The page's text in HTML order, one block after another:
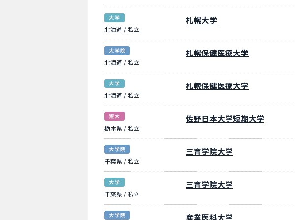
北海道 / 私立
札幌大学
北海道 / 私立
札幌保健医療大学
北海道 / 私立
札幌保健医療大学
栃木県 / 私立
佐野日本大学短期大学
千葉県 / 私立
三育学院大学
千葉県 / 私立
三育学院大学
産業医科大学